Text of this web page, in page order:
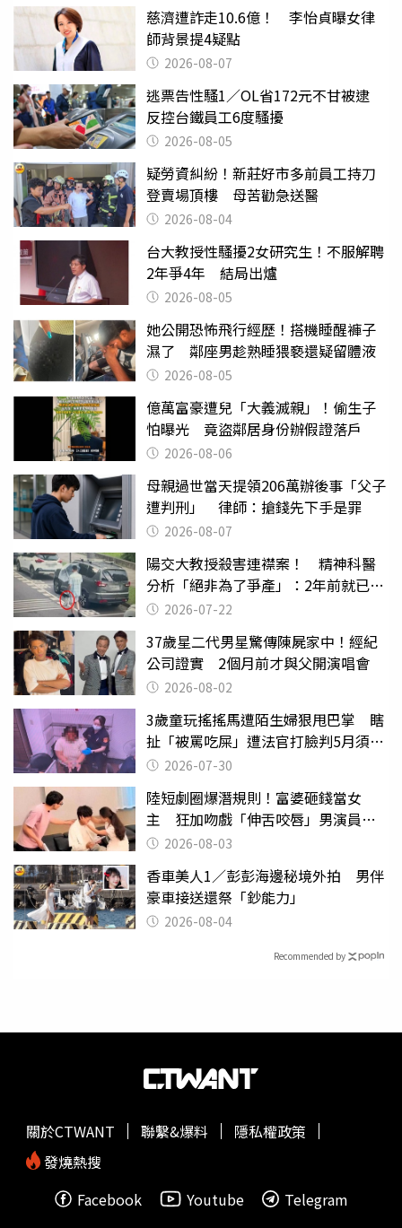
慈濟遭詐走10.6億！ 李怡貞曝女律
師背景提4疑點
2026-08-07
逃票告性騷1／OL省172元不甘被逮
反控台鐵員工6度騷擾
2026-08-05
疑勞資糾紛！新莊好市多前員工持刀
登賣場頂樓 母苦勸急送醫
2026-08-04
台大教授性騷擾2女研究生！不服解聘
2年爭4年 結局出爐
2026-08-05
她公開恐怖飛行經歷！搭機睡醒褲子
濕了 鄰座男趁熟睡猥褻還疑留體液
2026-08-05
億萬富豪遭兒「大義滅親」！偷生子
怕曝光 竟盜鄰居身份辦假證落戶
2026-08-06
母親過世當天提領206萬辦後事「父子
遭判刑」 律師：搶錢先下手是罪
2026-08-07
陽交大教授殺害連襟案！ 精神科醫
分析「絕非為了爭產」：2年前就已言
行詭異
2026-07-22
37歲星二代男星驚傳陳屍家中！經紀
公司證實 2個月前才與父開演唱會
2026-08-02
3歲童玩搖搖馬遭陌生婦狠甩巴掌 瞎
扯「被罵吃屎」遭法官打臉判5月須入
監 2026-07-30
陸短劇圈爆潛規則！富婆砸錢當女
主 狂加吻戲「伸舌咬唇」男演員崩
潰 2026-08-03
香車美人1／彭彭海邊秘境外拍 男伴
豪車接送還祭「鈔能力」
2026-08-04
Recommended by
關於CTWANT 聯繫&爆料
隱私權政策
發燒熱搜
Facebook
Youtube Telegram